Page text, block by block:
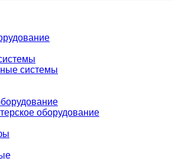
системы
оборудование